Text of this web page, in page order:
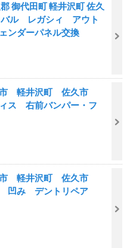
郡 御代田町 軽井沢町 佐久
ル レガシィ アウト
ンダーパネル交換
軽井沢町 佐久市
ス 右前バンパー・フ
軽井沢町 佐久市
凹み デントリペア